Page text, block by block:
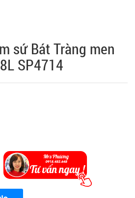
sứ Bát Tràng men
SP4714